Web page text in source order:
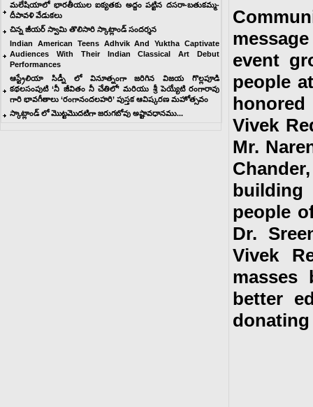
మలేషియాలో భారతీయుల ఐక్యతకు అద్దం పట్టిన దసరా-బతుకమ్మ-
దీపావళి వేడుకలు
చిన్న జీయర్ స్వామి తొలిసారి స్కాట్లాండ్ సందర్శన
Indian American Teens Adhvik And Yuktha Captivate
Audiences With Their Indian Classical Art Debut
Performances
ఆస్ట్రేలియా సిడ్నీ లో వినూత్నంగా జరిగిన విజయ గొల్లపూడి
కథల‌సంపుటి ‘నీ జీవితం నీ చేతిలో’ మరియు శ్రీ పెయ్యేటి రంగారావు
గారి భావగీతాలు ‘రంగానందలహరి’ పుస్తక ఆవిష్కరణ మహోత్సవం
స్కాట్లాండ్ లో మొట్టమొదటిగా జరుగబోవు అష్టావధానము...
event
people
Vivek
Mr.
building
people
Dr.
Vivek
better
donating